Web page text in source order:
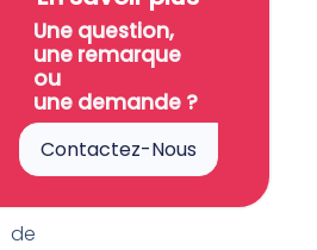
intelligence
artificielle
transformera-
elle
le
monde
de
Une question,
une remarque
ou
une demande ?
Contactez-Nous